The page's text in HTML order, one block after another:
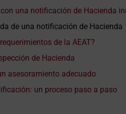
una notificación de Hacienda
de una notificación de Hacienda
de la AEAT?
de Hacienda
asesoramiento adecuado
un proceso paso a paso